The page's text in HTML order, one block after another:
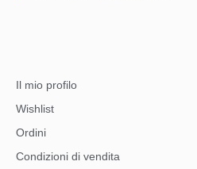
Il mio profilo
Wishlist
Ordini
Condizioni di vendita